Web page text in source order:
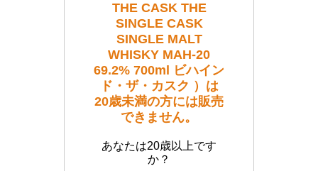
THE CASK THE
SINGLE CASK
SINGLE MALT
WHISKY MAH-20
69.2% 700ml ビハイン
ド・ザ・カスク ）は
20歳未満の方には販売
できません。
あなたは20歳以上です
か？